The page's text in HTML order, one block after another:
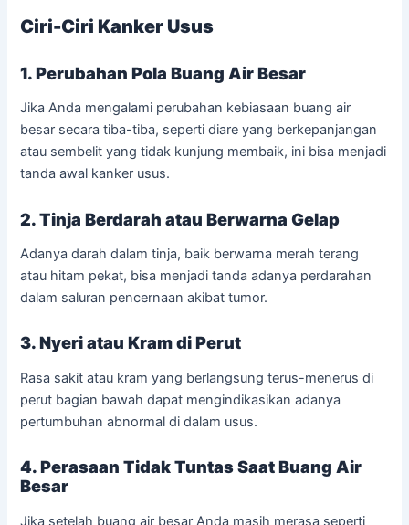
Ciri-Ciri Kanker Usus
1. Perubahan Pola Buang Air Besar
Jika Anda mengalami perubahan kebiasaan buang air
besar secara tiba-tiba, seperti diare yang berkepanjangan
atau sembelit yang tidak kunjung membaik, ini bisa menjadi
tanda awal kanker usus.
2. Tinja Berdarah atau Berwarna Gelap
Adanya darah dalam tinja, baik berwarna merah terang
atau hitam pekat, bisa menjadi tanda adanya perdarahan
dalam saluran pencernaan akibat tumor.
3. Nyeri atau Kram di Perut
Rasa sakit atau kram yang berlangsung terus-menerus di
perut bagian bawah dapat mengindikasikan adanya
pertumbuhan abnormal di dalam usus.
4. Perasaan Tidak Tuntas Saat Buang Air
Besar
Jika setelah buang air besar Anda masih merasa seperti